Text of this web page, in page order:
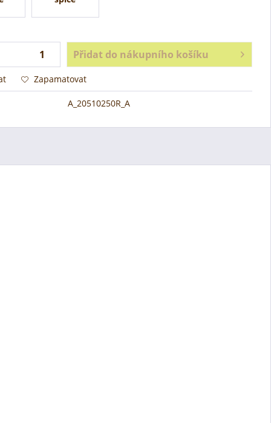
Přidat do nákupního košíku
Zapamatovat
A_20510250R_A